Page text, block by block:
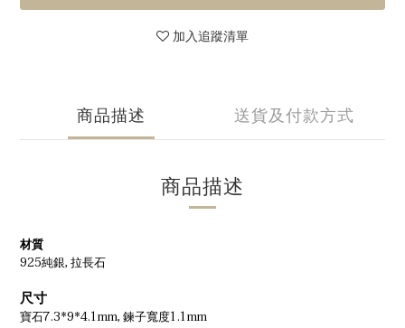
加入追蹤清單
商品描述 送貨及付款方式
商品描述
材質
925純銀, 拉長石
尺寸
寶石7.3*9*4.1mm, 鍊子寬度1.1mm